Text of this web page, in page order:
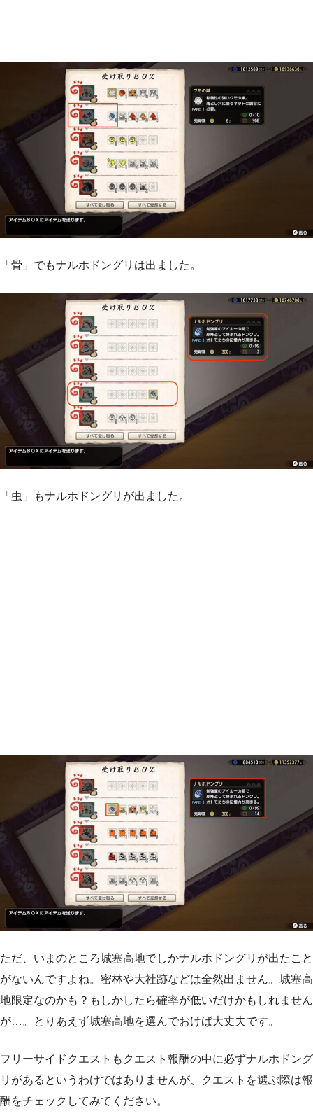
「骨」でもナルホドングリは出ました。
「虫」もナルホドングリが出ました。
ただ、いまのところ城塞高地でしかナルホドングリが出たこと
がないんですよね。密林や大社跡などは全然出ません。城塞高
地限定なのかも？もしかしたら確率が低いだけかもしれません
が…。とりあえず城塞高地を選んでおけば大丈夫です。
フリーサイドクエストもクエスト報酬の中に必ずナルホドング
リがあるというわけではありませんが、クエストを選ぶ際は報
酬をチェックしてみてください。